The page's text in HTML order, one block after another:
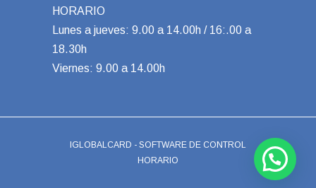
HORARIO
Lunes a jueves: 9.00 a 14.00h / 16:.00 a
18.30h
Viernes: 9.00 a 14.00h
IGLOBALCARD - SOFTWARE DE CONTROL
HORARIO